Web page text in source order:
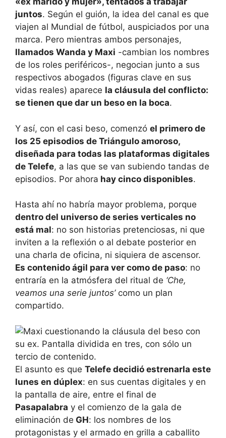
juntos. Según el guión, la idea del canal es que
viajen al Mundial de fútbol, auspiciados por una
marca. Pero mientras ambos personajes,
llamados Wanda y Maxi -cambian los nombres
de los roles periféricos-, negocian junto a sus
respectivos abogados (figuras clave en sus
vidas reales) aparece la cláusula del conflicto:
se tienen que dar un beso en la boca.
Y así, con el casi beso, comenzó el primero de
los 25 episodios de Triángulo amoroso,
diseñada para todas las plataformas digitales
de Telefe, a las que se van subiendo tandas de
episodios. Por ahora hay cinco disponibles.
Hasta ahí no habría mayor problema, porque
dentro del universo de series verticales no
está mal: no son historias pretenciosas, ni que
inviten a la reflexión o al debate posterior en
una charla de oficina, ni siquiera de ascensor.
Es contenido ágil para ver como de paso: no
entraría en la atmósfera del ritual de ‘Che,
veamos una serie juntos’como un plan
compartido.
El asunto es que Telefe decidió estrenarla este
lunes en dúplex: en sus cuentas digitales y en
la pantalla de aire, entre el final de
Pasapalabra y el comienzo de la gala de
eliminación de GH: los nombres de los
protagonistas y el armado en grilla a caballito